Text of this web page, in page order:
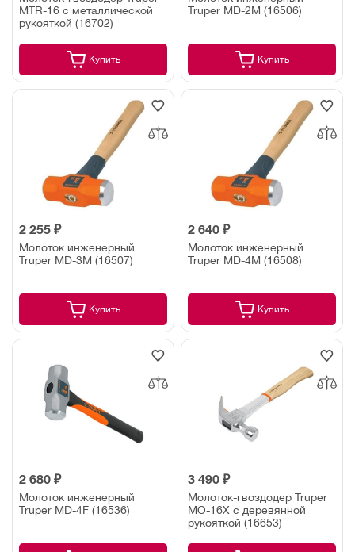
MTR-16 с металлической
рукояткой (16702)
Купить
Truper MD-2M (16506)
Купить
2 255 ₽
Молоток инженерный
Truper MD-3M (16507)
Купить
2 640 ₽
Молоток инженерный
Truper MD-4M (16508)
Купить
2 680 ₽
Молоток инженерный
Truper MD-4F (16536)
3 490 ₽
Молоток-гвоздодер Truper
MO-16X с деревянной
рукояткой (16653)